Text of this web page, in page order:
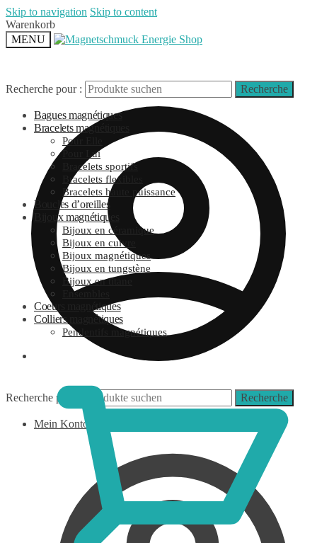
Skip to navigation Skip to content
Warenkorb
MENU
Recherche pour : Recherche
Mein Konto
Recherche pour : Recherche
Bagues magnétiques
Bracelets magnétiques
Pour Elle
Pour Lui
Bracelets sportifs
Bracelets flexibles
Bracelets haute puissance
Boucles d’oreilles
Bijoux magnétiques
Bijoux en céramique
Bijoux en cuivre
Bijoux magnétiques
Bijoux en tungstène
Bijoux en titane
Ensembles
Coeurs magnétiques
Colliers magnétiques
Pendentifs magnétiques